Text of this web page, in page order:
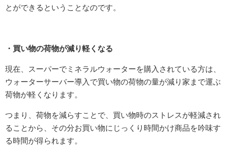
とができるということなのです。
・買い物の荷物が減り軽くなる
現在、スーパーでミネラルウォーターを購入されている方は、
ウォーターサーバー導入で買い物の荷物の量が減り家まで運ぶ
荷物が軽くなります。
つまり、荷物を減らすことで、買い物時のストレスが軽減され
ることから、その分お買い物にじっくり時間かけ商品を吟味す
る時間が得られます。